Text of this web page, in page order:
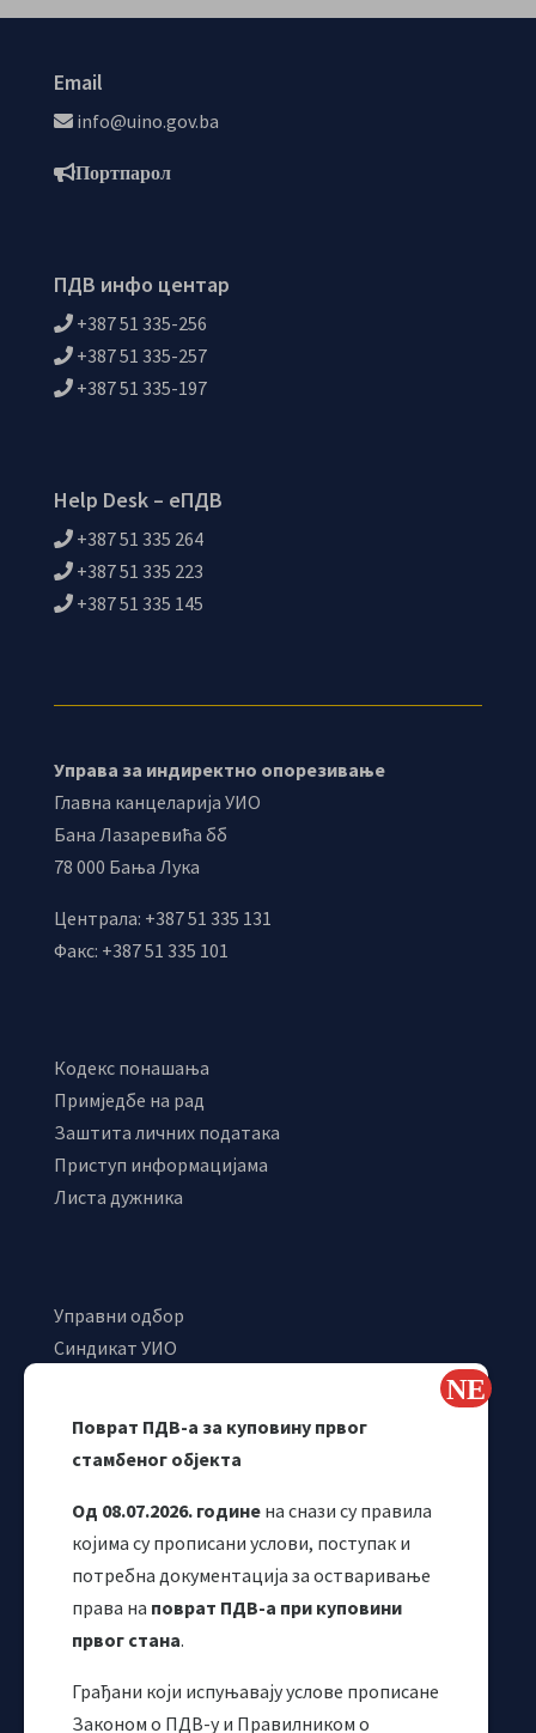
Поврат ПДВ-а за куповину првог
стамбеног објекта
Од 08.07.2026. године на снази су правила
којима су прописани услови, поступак и
потребна документација за остваривање
права на поврат ПДВ-а при куповини
првог стана.
Грађани који испуњавају услове прописане
Законом о ПДВ-у и Правилником о
Email
info@uino.gov.ba
Портпарол
ПДВ инфо центар
+387 51 335-256
+387 51 335-257
+387 51 335-197
Help Desk – еПДВ
+387 51 335 264
+387 51 335 223
+387 51 335 145
Управа за индиректно опорезивање
Главна канцеларија УИО
Бана Лазаревића бб
78 000 Бања Лука
Централа: +387 51 335 131
Факс: +387 51 335 101
Кодекс понашања
Примједбе на рад
Заштита личних података
Приступ информацијама
Листа дужника
Управни одбор
Синдикат УИО
Одјељење за макроекономску анализу
Корисни линкови